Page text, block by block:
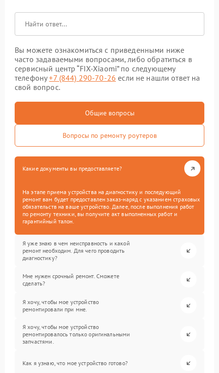
Вы можете ознакомиться с приведенными ниже
часто задаваемыми вопросами, либо обратиться в
сервисный центр “FIX-Xiaomi” по следующему
телефону+7 (844) 290-70-26 если не нашли ответ на
свой вопрос.
Общие вопросы
Вопросы по ремонту роутеров
Какие документы вы предоставляете?
На этапе приема устройства на диагностику и последующий
ремонт вам будет предоставлен заказ-наряд с указанием страховых
обязательств на ваше устройство. Далее, после выполнения работ
по ремонту техники, вы получите акт выполненных работ и
гарантийный талон.
Я уже знаю в чем неисправность и какой
ремонт необходим. Для чего проводить
диагностику?
Мне нужен срочный ремонт. Сможете
сделать?
Я хочу, чтобы мое устройство
ремонтировали при мне.
Я хочу, чтобы мое устройство
ремонтировалось только оригинальными
запчастями.
Как я узнаю, что мое устройство готово?